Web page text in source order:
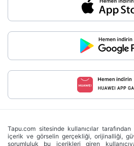
Tapu.com sitesinde kullanıcılar
içerik ve görselin gerçekliği, orijinalliği,
sorumluluk bu içerikleri giren